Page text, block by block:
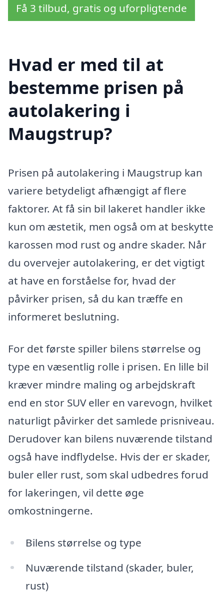
Få 3 tilbud, gratis og uforpligtende
Hvad er med til at
bestemme prisen på
autolakering i
Maugstrup?
Prisen på autolakering i Maugstrup kan
variere betydeligt afhængigt af flere
faktorer. At få sin bil lakeret handler ikke
kun om æstetik, men også om at beskytte
karossen mod rust og andre skader. Når
du overvejer autolakering, er det vigtigt
at have en forståelse for, hvad der
påvirker prisen, så du kan træffe en
informeret beslutning.
For det første spiller bilens størrelse og
type en væsentlig rolle i prisen. En lille bil
kræver mindre maling og arbejdskraft
end en stor SUV eller en varevogn, hvilket
naturligt påvirker det samlede prisniveau.
Derudover kan bilens nuværende tilstand
også have indflydelse. Hvis der er skader,
buler eller rust, som skal udbedres forud
for lakeringen, vil dette øge
omkostningerne.
Bilens størrelse og type
Nuværende tilstand (skader, buler,
rust)